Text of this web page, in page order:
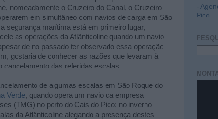
nomeadamente o Cruzeiro do Canal, o Cruzeiro
em simultâneo com navios de carga em São
segurança marítima está em primeiro lugar,
as operações da Atlânticoline quando um navio
de no passado ter observado essa operação
gostaria de conhecer as razões que levaram à
cancelamento das referidas escalas.
de algumas escalas em São Roque do
Verde, quando opera um navio da empresa
(TMG) no porto do Cais do Pico: no inverno
da Atlânticoline alegando a presença destes
-
Pico